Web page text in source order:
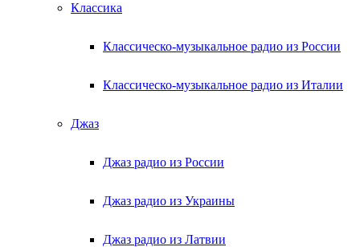
Классика
Классическо-музыкальное радио из России
Классическо-музыкальное радио из Италии
Джаз
Джаз радио из России
Джаз радио из Украины
Джаз радио из Латвии